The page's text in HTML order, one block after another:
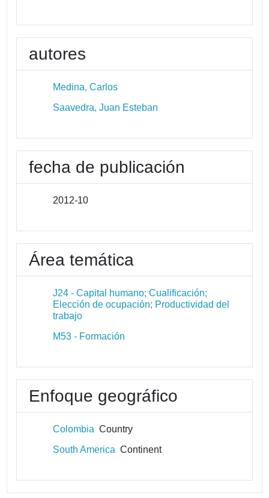
autores
Medina, Carlos
Saavedra, Juan Esteban
fecha de publicación
2012-10
Área temática
J24 - Capital humano; Cualificación;
Elección de ocupación; Productividad del
trabajo
M53 - Formación
Enfoque geográfico
Colombia Country
South America Continent